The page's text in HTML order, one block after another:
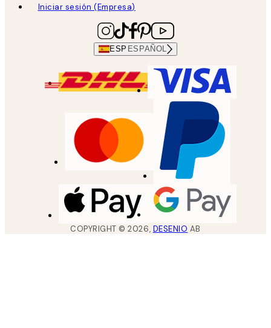
Iniciar sesión (Empresa)
ESP ESPAÑOL
COPYRIGHT ©2026, DESENIO AB